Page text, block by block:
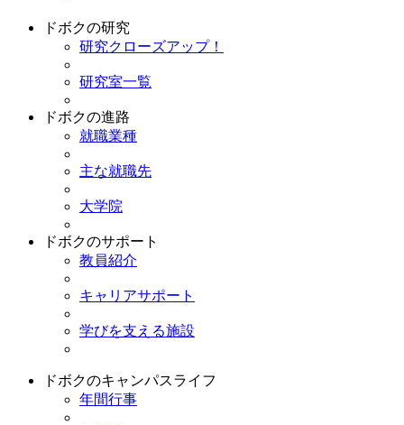
ドボクの研究
研究クローズアップ！
研究室一覧
ドボクの進路
就職業種
主な就職先
大学院
ドボクのサポート
教員紹介
キャリアサポート
学びを支える施設
ドボクのキャンパスライフ
年間行事